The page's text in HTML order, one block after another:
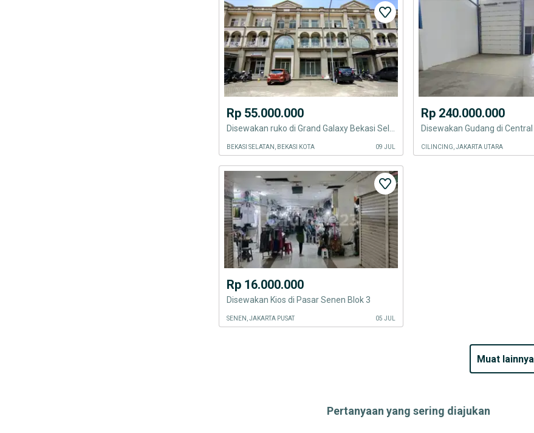
Rp 55.000.000
BEKASI SELATAN, BEKASI KOTA 09 JUL
Rp 240.000.000
CILINCING, JAKARTA UTARA
Rp 16.000.000
Disewakan Kios di Pasar Senen Blok 3
SENEN, JAKARTA PUSAT 05 JUL
muat lainnya
Pertanyaan yang sering diajukan